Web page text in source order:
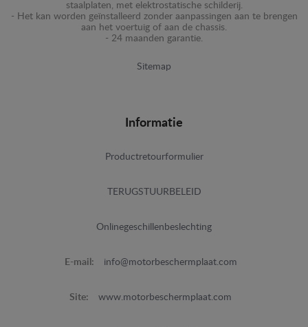
staalplaten, met elektrostatische schilderij.
- Het kan worden geïnstalleerd zonder aanpassingen aan te brengen
aan het voertuig of aan de chassis.
- 24 maanden garantie.
Sitemap
Informatie
Productretourformulier
TERUGSTUURBELEID
Onlinegeschillenbeslechting
E-mail: info@motorbeschermplaat.com
Site: www.motorbeschermplaat.com